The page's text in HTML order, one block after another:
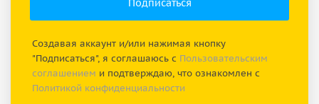
Создавая аккаунт и/или нажимая кнопку
"Подписаться", я соглашаюсь с Пользовательским
соглашением и подтверждаю, что ознакомлен с
Политикой конфиденциальности